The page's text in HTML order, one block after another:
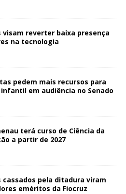
visam reverter baixa presença
na tecnologia
pedem mais recursos para
em audiência no Senado
terá curso de Ciência da
a partir de 2027
cassados pela ditadura viram
eméritos da Fiocruz